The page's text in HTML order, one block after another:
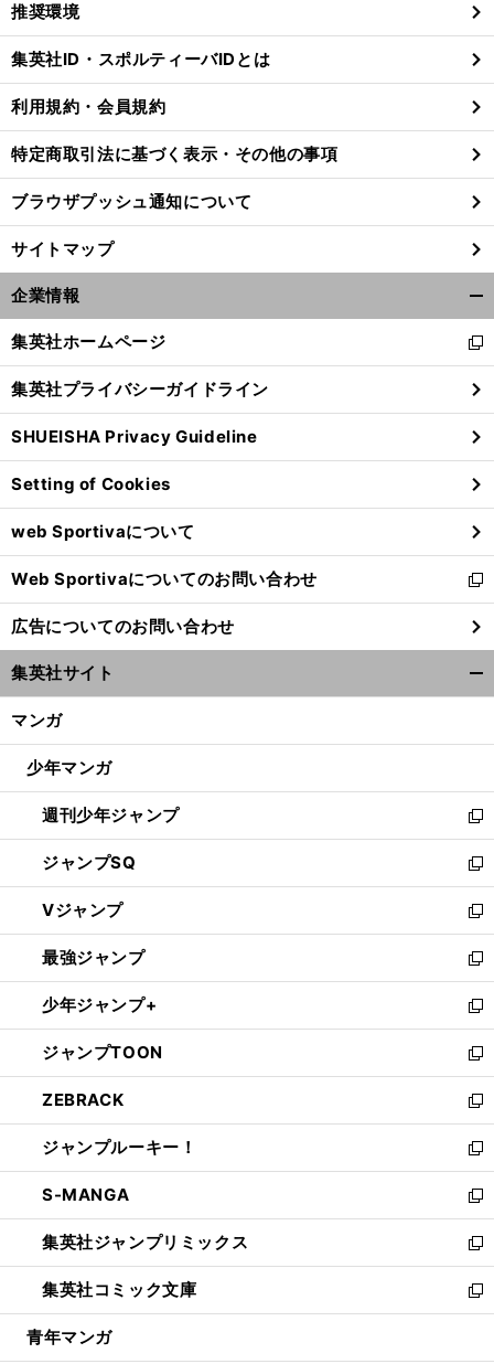
閉
る
推奨環境
集英社ID・スポルティーバIDとは
利用規約・会員規約
特定商取引法に基づく表示・その他の事項
ブラウザプッシュ通知について
サイトマップ
企業情報
閉
る
集英社ホームページ
新
し
い
ウ
ィ
ン
ド
ウ
で
開
く
集英社プライバシーガイドライン
SHUEISHA Privacy Guideline
Setting of Cookies
web Sportivaについて
Web Sportivaについてのお問い合わせ
新
し
い
ウ
ィ
ン
ウ
開
く
広告についてのお問い合わせ
集英社サイト
マンガ
少年マンガ
週刊少年ジャンプ
新
し
い
ウ
ィ
ン
ド
ウ
で
開
く
ジャンプSQ
新
し
い
ウ
ィ
ン
ド
ウ
で
開
く
Vジャンプ
新
し
い
ウ
ィ
ン
ド
ウ
で
開
く
最強ジャンプ
新
し
い
ウ
ィ
ン
ド
ウ
で
開
く
少年ジャンプ+
新
し
い
ウ
ィ
ン
ド
ウ
で
開
く
ジャンプTOON
新
し
い
ウ
ィ
ン
ド
ウ
で
開
く
ZEBRACK
新
し
い
ウ
ィ
ン
ド
ウ
で
開
ジャンプルーキー！
新
し
い
ウ
ィ
ン
ド
ウ
S-MANGA
新
し
い
ウ
ィ
ン
集英社ジャンプリミックス
新
し
い
ウ
集英社コミック文庫
新
し
青年マンガ